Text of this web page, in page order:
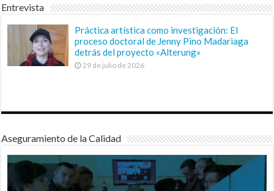
Entrevista
Práctica artística como investigación: El
proceso doctoral de Jenny Pino Madariaga
detrás del proyecto «Alterung»
29 de julio de 2026
Aseguramiento de la Calidad